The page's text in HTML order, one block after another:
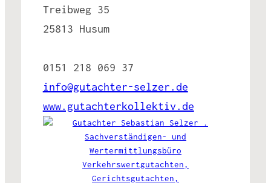
Treibweg 35
25813 Husum
0151 218 069 37
info@gutachter-selzer.de
www.gutachterkollektiv.de